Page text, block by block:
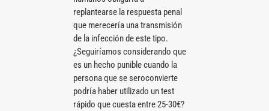
replantearse la respuesta penal
que merecería una transmisión
de la infección de este tipo.
¿Seguiríamos considerando que
es un hecho punible cuando la
persona que se seroconvierte
podría haber utilizado un test
rápido que cuesta entre 25-30€?